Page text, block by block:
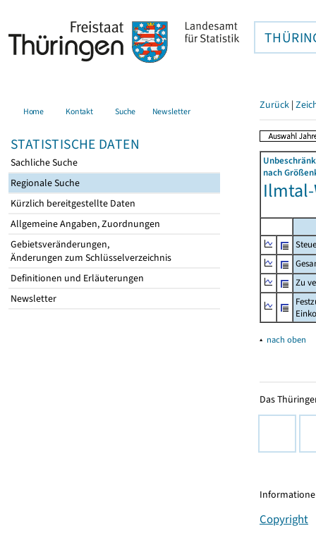
Home Kontakt Suche Newsletter
STATISTISCHE DATEN
Sachliche Suche
Regionale Suche
Kürzlich bereitgestellte Daten
Allgemeine Angaben, Zuordnungen
Gebietsveränderungen,
Änderungen zum Schlüsselverzeichnis
Definitionen und Erläuterungen
Newsletter
Zurück |
nach
Ilmtal-
Zu
▴ nach oben
Das
Copyright